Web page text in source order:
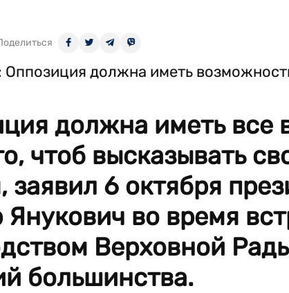
должна иметь все
чтоб высказывать
заявил 6 октября
Янукович во время
Верховной
большинства.